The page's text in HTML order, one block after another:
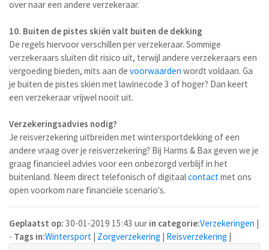
over naar een andere verzekeraar.
10. Buiten de pistes skiën valt buiten de dekking
De regels hiervoor verschillen per verzekeraar. Sommige
verzekeraars sluiten dit risico uit, terwijl andere verzekeraars een
vergoeding bieden, mits aan de voorwaarden wordt voldaan. Ga
je buiten de pistes skiën met lawinecode 3 of hoger? Dan keert
een verzekeraar vrijwel nooit uit.
Verzekeringsadvies nodig?
Je reisverzekering uitbreiden met wintersportdekking of een
andere vraag over je reisverzekering? Bij Harms & Bax geven we je
graag financieel advies voor een onbezorgd verblijf in het
buitenland. Neem direct telefonisch of digitaalcontactmet ons
open voorkom nare financiële scenario's.
Geplaatst op: 30-01-2019 15:43 uur in categorie:Verzekeringen
- Tags in:Wintersport Zorgverzekering Reisverzekering